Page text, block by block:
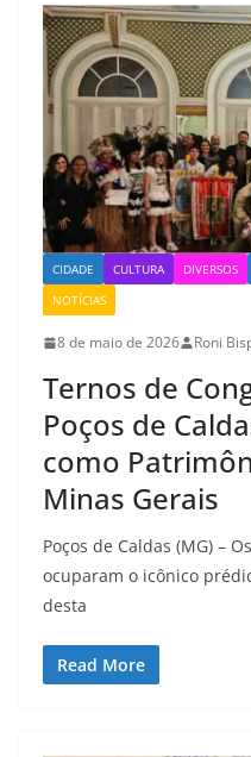
CIDADE CULTURA DIVERSOS
NOTÍCIAS
8 de maio de 2026 Roni
Ternos de
Poços de
como
Minas Gerais
Poços de Caldas (MG) –
ocuparam o icônico
desta
Read More